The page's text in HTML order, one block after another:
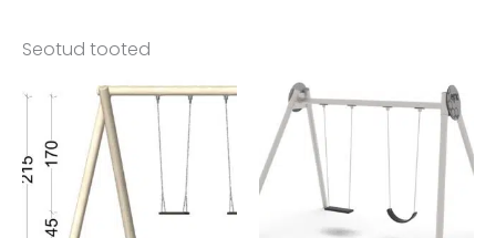
Seotud tooted